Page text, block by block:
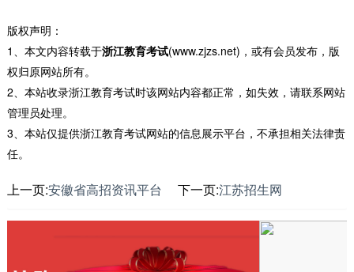
版权声明：
1、本文内容转载于浙江教育考试(www.zjzs.net)，或有会员发布，版
权归原网站所有。
2、本站收录浙江教育考试时该网站内容都正常，如失效，请联系网站
管理员处理。
3、本站仅提供浙江教育考试网站的信息展示平台，不承担相关法律责
任。
上一页:安徽省高招资讯平台 下一页:江苏招生网